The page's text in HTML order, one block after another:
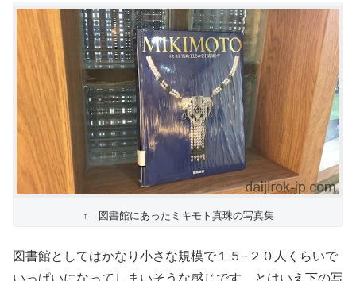
↑ 図書館にあったミキモト真珠の写真集
図書館としてはかなり小さな規模で１５−２０人くらいで
いっぱいになってしまいそうな感じです。とはいえ下の写